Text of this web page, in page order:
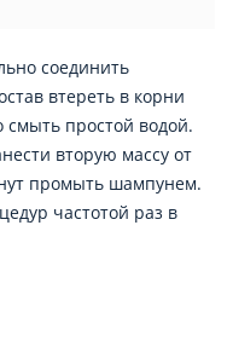
соединить
втереть в корни
смыть простой водой.
вторую массу от
промыть шампунем.
частотой раз в